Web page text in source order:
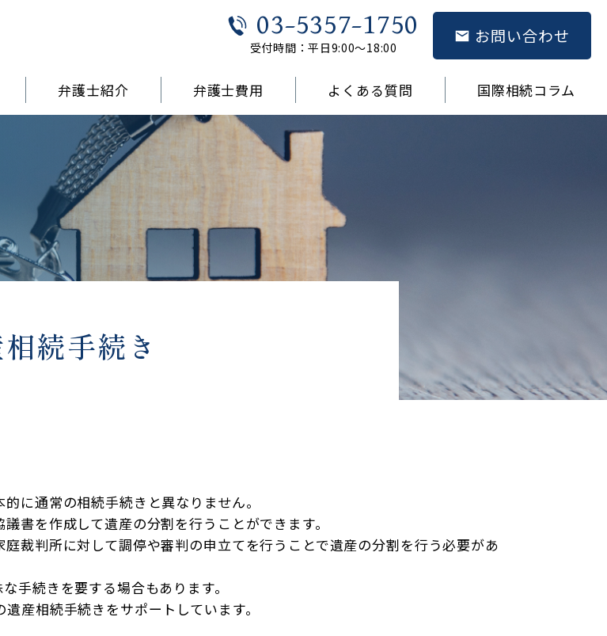
03-5357-1750
受付時間：平日9:00～18:00
お問い合わせ
弁護士紹介 弁護士費用 よくある質問 国際相続コラム
続手続き
に通常の相続手続きと異なりません。
書を作成して遺産の分割を行うことができます。
裁判所に対して調停や審判の申立てを行うことで遺産の分割を行う必要があ
手続きを要する場合もあります。
産相続手続きをサポートしています。